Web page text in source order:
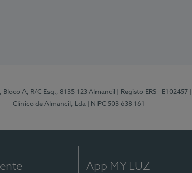
Bloco A, R/C Esq., 8135-123 Almancil | Registo ERS - E102457
Clínico de Almancil, Lda
| NIPC 503 638 161
App MY LUZ